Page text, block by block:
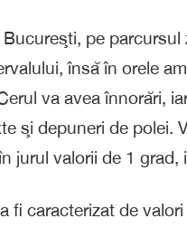
pe
însă în orele
va avea înnorări,
şi depuneri de polei.
jurul valorii de 1
fi caracterizat de